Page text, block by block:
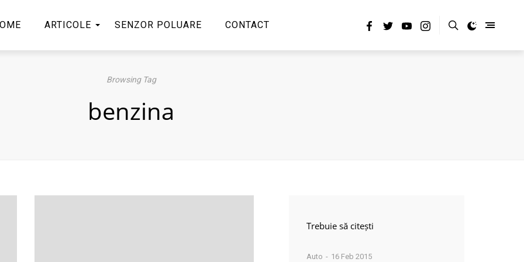
ARTICOLE SENZOR POLUARE CONTACT
Browsing Tag
benzina
Trebuie să citești
Auto 16 Feb 2015